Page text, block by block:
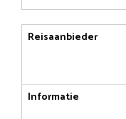
Reisaanbieder
Informatie